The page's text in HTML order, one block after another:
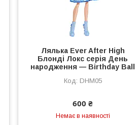
Лялька Ever After High
Блонді Локс серія День
народження — Birthday Ball
DHM05
600 ₴
Немає в наявності